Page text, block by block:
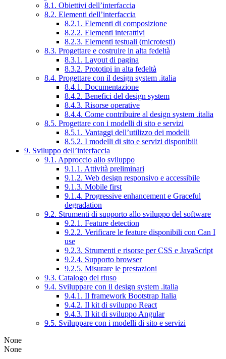
8.1. Obiettivi dell’interfaccia
8.2. Elementi dell’interfaccia
8.2.1. Elementi di composizione
8.2.2. Elementi interattivi
8.2.3. Elementi testuali (microtesti)
8.3. Progettare e costruire in alta fedeltà
8.3.1. Layout di pagina
8.3.2. Prototipi in alta fedeltà
8.4. Progettare con il design system .italia
8.4.1. Documentazione
8.4.2. Benefici del design system
8.4.3. Risorse operative
8.4.4. Come contribuire al design system .italia
8.5. Progettare con i modelli di sito e servizi
8.5.1. Vantaggi dell’utilizzo dei modelli
8.5.2. I modelli di sito e servizi disponibili
9. Sviluppo dell’interfaccia
9.1. Approccio allo sviluppo
9.1.1. Attività preliminari
9.1.2. Web design responsivo e accessibile
9.1.3. Mobile first
9.1.4. Progressive enhancement e Graceful
degradation
9.2. Strumenti di supporto allo sviluppo del software
9.2.1. Feature detection
9.2.2. Verificare le feature disponibili con Can I
use
9.2.3. Strumenti e risorse per CSS e JavaScript
9.2.4. Supporto browser
9.2.5. Misurare le prestazioni
9.3. Catalogo del riuso
9.4. Sviluppare con il design system .italia
9.4.1. Il framework Bootstrap Italia
9.4.2. Il kit di sviluppo React
9.4.3. Il kit di sviluppo Angular
9.5. Sviluppare con i modelli di sito e servizi
None
None